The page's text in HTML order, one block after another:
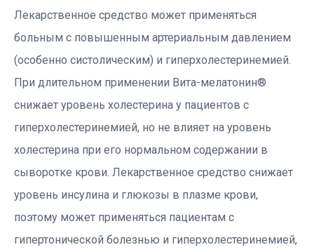
Лекарственное средство может применяться
больным с повышенным артериальным давлением
(особенно систолическим) и гиперхолестеринемией.
При длительном применении Вита-мелатонин®
снижает уровень холестерина у пациентов с
гиперхолестеринемией, но не влияет на уровень
холестерина при его нормальном содержании в
сыворотке крови. Лекарственное средство снижает
уровень инсулина и глюкозы в плазме крови,
поэтому может применяться пациентам с
гипертонической болезнью и гиперхолестеринемией,